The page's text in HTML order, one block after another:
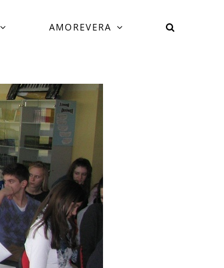
AMOREVERA